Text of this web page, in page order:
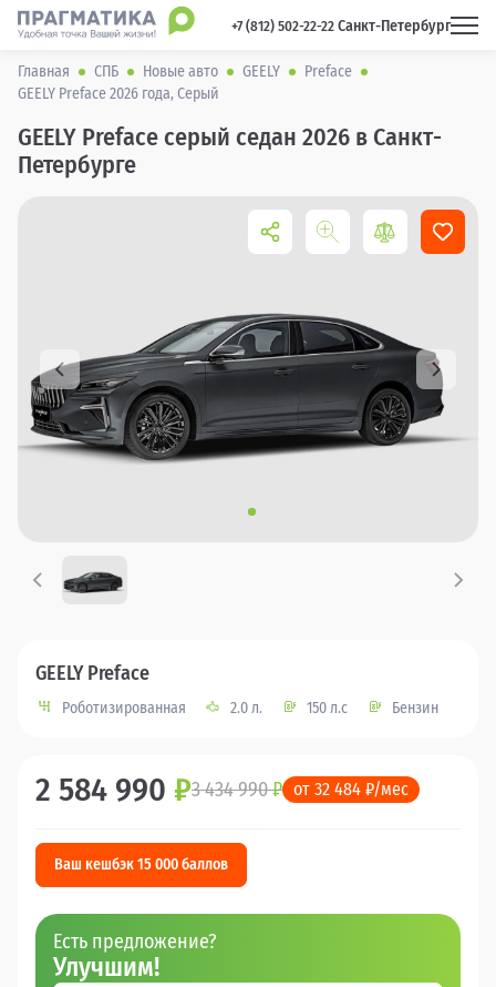
+7 (812) 502-22-22 Санкт-Петербург
Главная СПБ Новые авто GEELY
Preface
GEELY Preface 2026 года, Серый
GEELY Preface серый седан 2026 в Санкт-
Петербурге
GEELY Preface
Роботизированная 2.0 л. 150 л.с Бензин
2 584 990 ₽3 434 990₽ от 32 484 ₽/мес
Ваш кешбэк 15 000 баллов
Есть предложение?
Улучшим!